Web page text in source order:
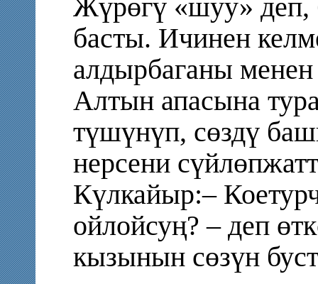
Жүрөгү «шуу» деп,
басты. Ичинен
алдырбаганы
Алтын апасына
түшүнүп, сөздү
нерсени
Күлкайыр:–
ойлойсуң? – деп
кызынын сөзүн